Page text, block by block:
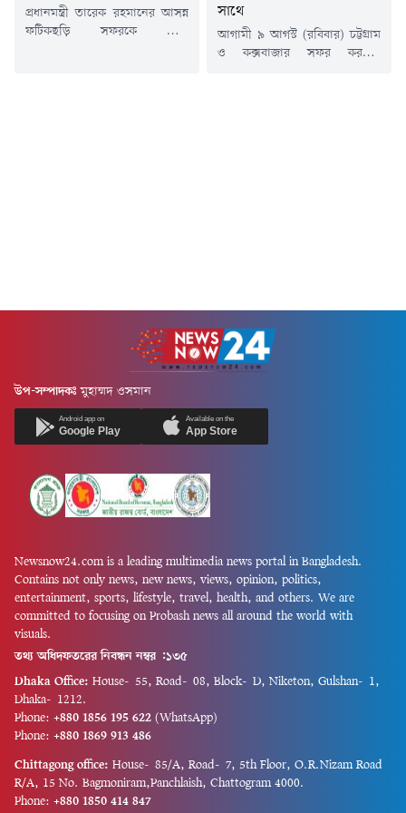
প্রধানমন্ত্রী তারেক রহমানের আসন্ন
ফটিকছড়ি সফরকে ঘিরে
সাথে
আগামী ৯ আগস্ট (রবিবার) চট্টগ্রাম
ও কক্সবাজার সফর করবেন
উপ-সম্পাদকঃ মুহাম্মদ ওসমান
Android app on
Google Play
Available on the
App Store
Newsnow24.com is a leading multimedia news portal in Bangladesh.
Contains not only news, new news, views, opinion, politics,
entertainment, sports, lifestyle, travel, health, and others. We are
committed to focusing on Probash news all around the world with
visuals.
তথ্য অধিদফতরের নিবন্ধন নম্বর :১৩৫
Dhaka Office: House-55, Road-08, Block-D, Niketon, Gulshan-1,
Dhaka-1212.
Phone: +880 1856 195 622 (WhatsApp)
Phone: +880 1869 913 486
Chittagong office: House-85/A, Road-7, 5th Floor, O.R.Nizam Road
R/A, 15 No. Bagmoniram,Panchlaish, Chattogram 4000.
Phone: +880 1850 414 847